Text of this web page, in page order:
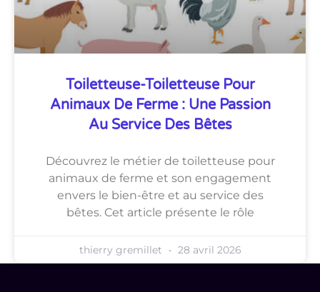
Toiletteuse-Toiletteuse Pour
Animaux De Ferme : Une Passion
Au Service Des Bêtes
Découvrez le métier de toiletteuse pour
animaux de ferme et son engagement
envers le bien-être et au service des
bêtes. Cet article présente le rôle
thierry gremillet 28 avril 2026